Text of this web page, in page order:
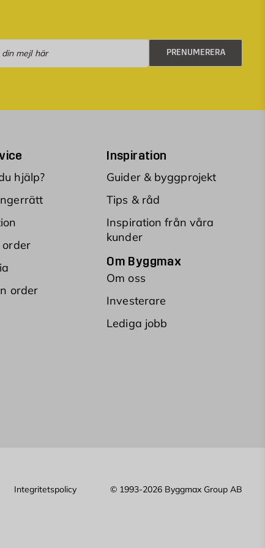
PRENUMERERA
hjälp?
order
Inspiration
Guider & byggprojekt
Tips & råd
Inspiration från våra
kunder
Om Byggmax
Om oss
Investerare
Lediga jobb
Integritetspolicy © 1993-2026 Byggmax Group AB